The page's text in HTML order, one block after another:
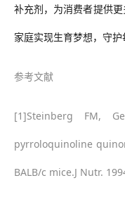
补充剂，为消费者提供
家庭实现生育梦想，守护
参考文献
[1]Steinberg FM,
pyrroloquinoline
BALB/c mice.J Nutr.